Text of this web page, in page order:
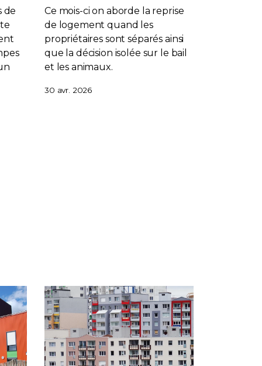
de
Ce mois-ci on aborde la reprise
de logement quand les
propriétaires sont séparés ainsi
que la décision isolée sur le bail
et les animaux.
30 avr. 2026